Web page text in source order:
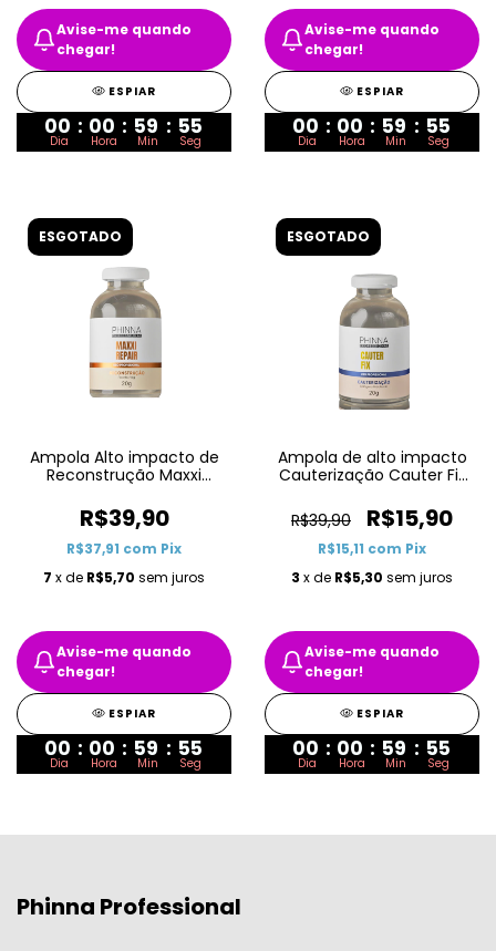
Avise-me quando
chegar!
ESPIAR
00 : 00 : 59 : 55
Dia Hora Min Seg
Avise-me quando
chegar!
ESPIAR
00 : 00 : 59 : 55
Dia Hora Min Seg
ESGOTADO
Ampola Alto impacto de
Reconstrução Maxxi
R$39,90
R$37,91 com Pix
7 x de R$5,70 sem juros
Avise-me quando
chegar!
ESPIAR
00 : 00 : 59 : 55
Dia Hora Min Seg
ESGOTADO
Ampola de alto impacto
Cauterização Cauter Fix
R$39,90
R$15,90
R$15,11 com Pix
3 x de R$5,30 sem juros
Avise-me quando
chegar!
ESPIAR
00 : 00 : 59 : 55
Dia Hora Min Seg
Phinna Professional